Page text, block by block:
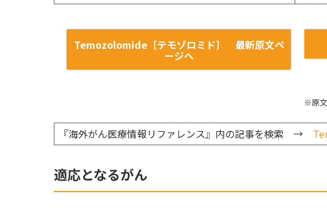
Temozolomide［テモゾロミド］ 最新原文ペ
ージへ
※原文リ
『海外がん医療情報リファレンス』内の記事を検索 →
適応となるがん